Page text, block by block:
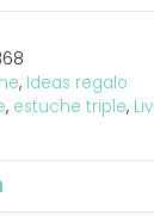
, Ideas regalo
, estuche triple,